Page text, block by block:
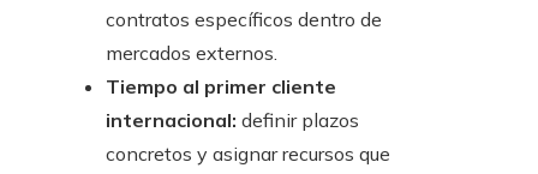
contratos específicos dentro de
mercados externos.
Tiempo al primer cliente
internacional: definir plazos
concretos y asignar recursos que